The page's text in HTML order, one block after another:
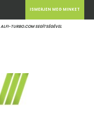
ALFI-TURBO.COM SEGÍTSÉGÉVEL
ISMERJEN MEG MINKET